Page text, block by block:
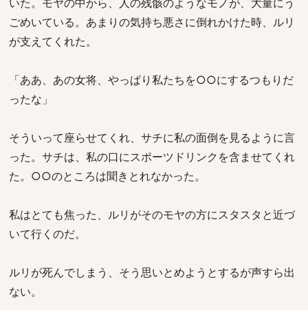
ごめいている。あまりの気持ち悪さに倒れかけた時、ルリ
が支えてくれた。
「ああ、あの女将、やっぱり私たちを○○にするつもりだ
ったな」
そういって座らせてくれ、サチに私の面倒を見るように言
った。サチは、私の口にスポーツドリンクを含ませてくれ
た。○○のところは聞きとれなかった。
私はとても焦った、ルリがそのモヤの方にスタスタと近づ
いて行くのだ。
ルリが死んでしまう、そう思いとめようとするが声すら出
ない。